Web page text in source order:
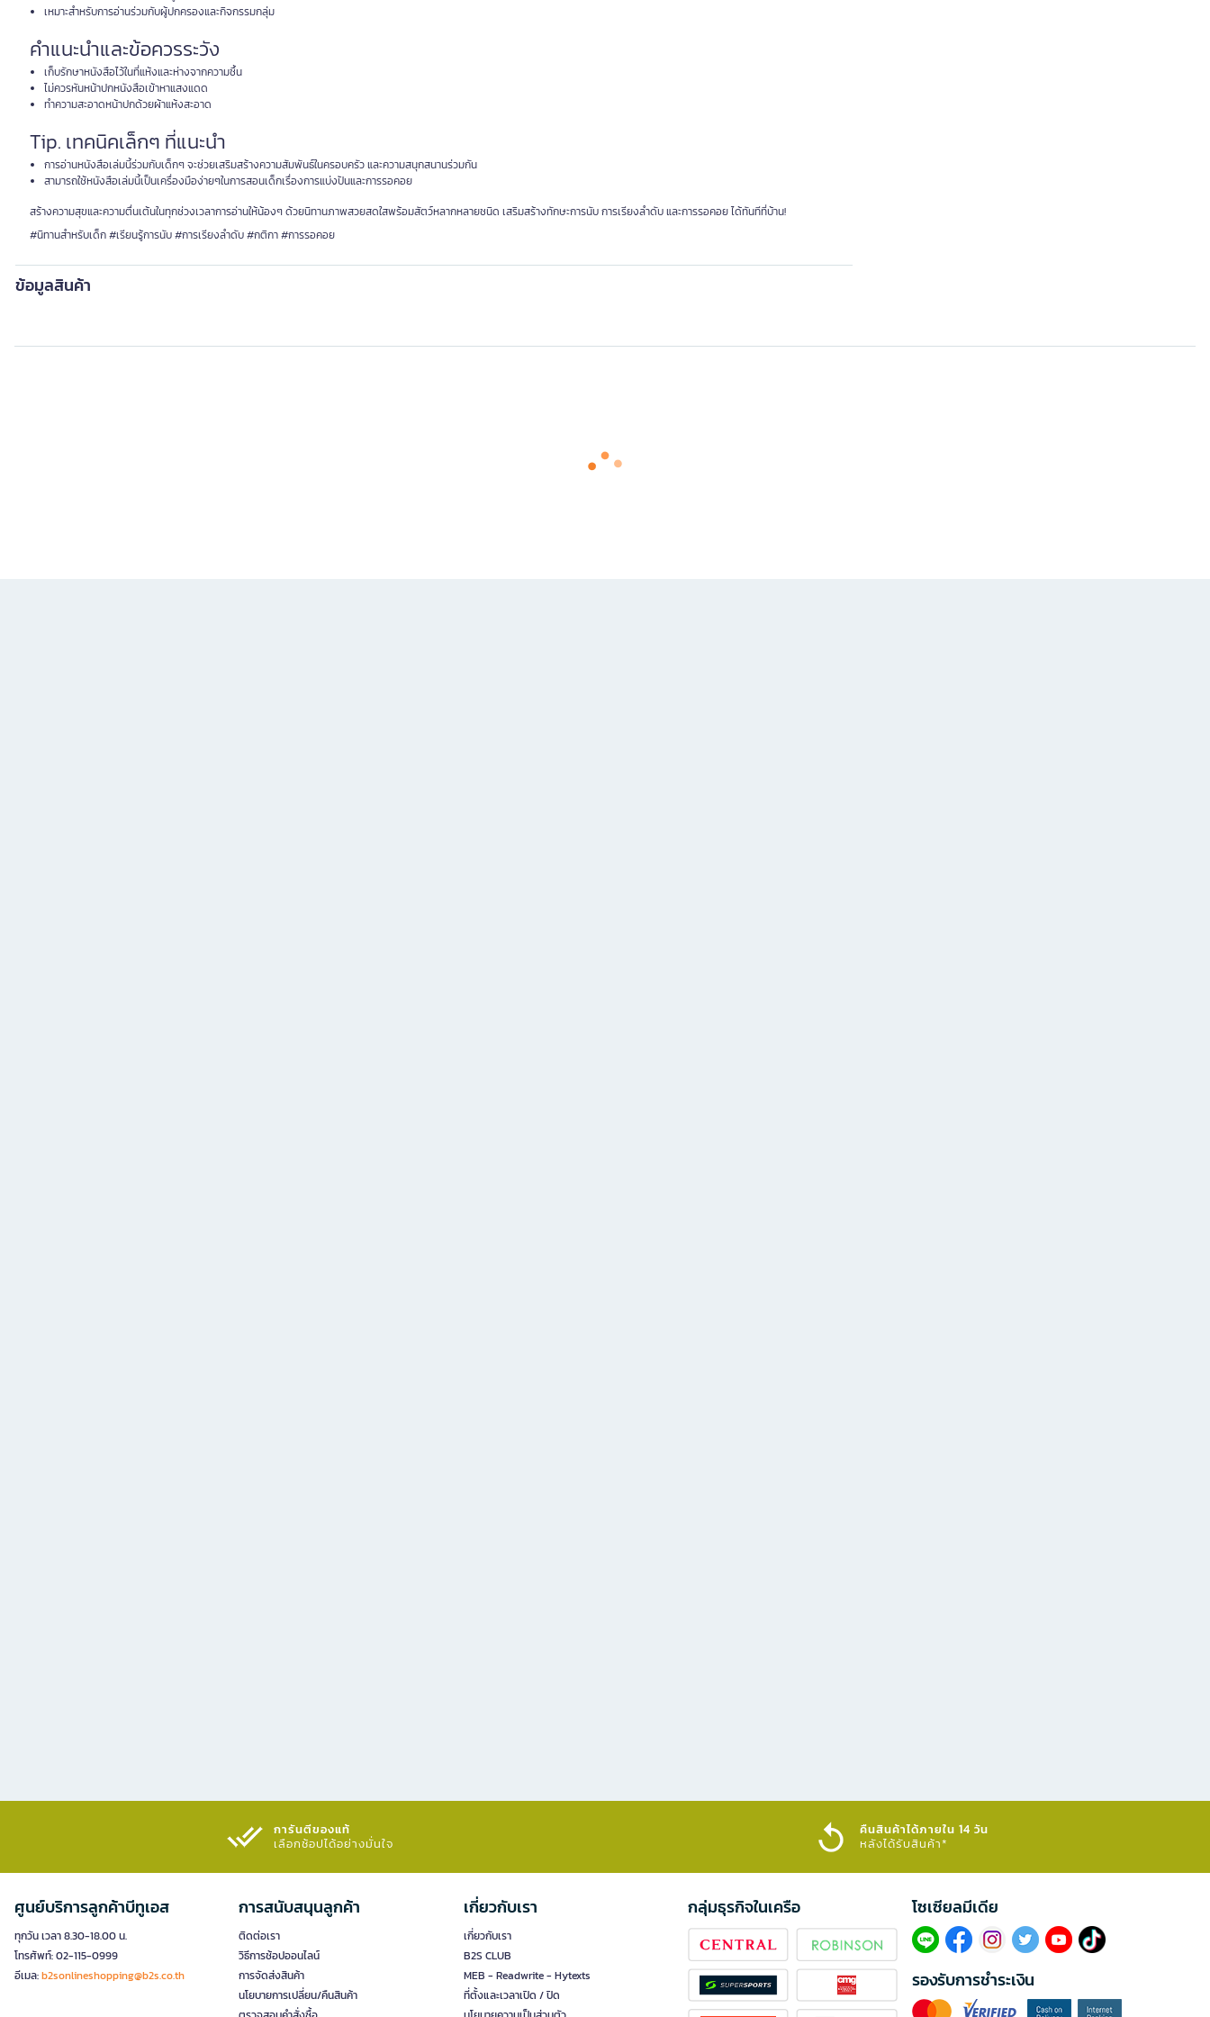
เหมาะสำหรับการอ่านร่วมกับผู้ปกครองและกิจกรรมกลุ่ม
คำแนะนำและข้อควรระวัง
เก็บรักษาหนังสือไว้ในที่แห้งและห่างจากความชื้น
ไม่ควรหันหน้าปกหนังสือเข้าหาแสงแดด
ทำความสะอาดหน้าปกด้วยผ้าแห้งสะอาด
Tip. เทคนิคเล็กๆ ที่แนะนำ
การอ่านหนังสือเล่มนี้ร่วมกับเด็กๆ จะช่วยเสริมสร้างความสัมพันธ์ในครอบครัว และความสนุกสนานร่วมกัน
สามารถใช้หนังสือเล่มนี้เป็นเครื่องมือง่ายๆในการสอนเด็กเรื่องการแบ่งปันและการรอคอย
สร้างความสุขและความตื่นเต้นในทุกช่วงเวลาการอ่านให้น้องๆ ด้วยนิทานภาพสวยสดใสพร้อมสัตว์หลากหลายชนิด เสริมสร้างทักษะการนับ การเรียงลำดับ และการรอคอย ได้ทันทีที่บ้าน!
#นิทานสำหรับเด็ก #เรียนรู้การนับ #การเรียงลำดับ #กติกา #การรอคอย
ข้อมูลสินค้า
การันตีของแท้
เลือกช้อปได้อย่างมั่นใจ​
คืนสินค้าได้ภายใน 14 วัน
หลังได้รับสินค้า*
ศูนย์บริการลูกค้าบีทูเอส
ทุกวัน เวลา 8.30-18.00 น.
โทรศัพท์: 02-115-0999
อีเมล:b2sonlineshopping@b2s.co.th
การสนับสนุนลูกค้า
ติดต่อเรา
วิธีการช้อปออนไลน์
การจัดส่งสินค้า
นโยบายการเปลี่ยน/คืนสินค้า
เกี่ยวกับเรา
เกี่ยวกับเรา
B2S CLUB
MEB - Readwrite - Hytexts
ที่ตั้งและเวลาเปิด / ปิด
กลุ่มธุรกิจในเครือ โซเซียลมีเดีย​
รองรับการชำระเงิน